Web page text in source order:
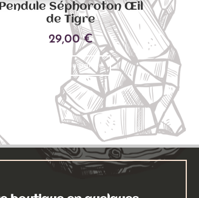
Séphoroton Œil
de Tigre
29,00€
Ajouter au panier